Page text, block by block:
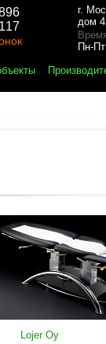
г.
дом
Пн-
Lojer Oy